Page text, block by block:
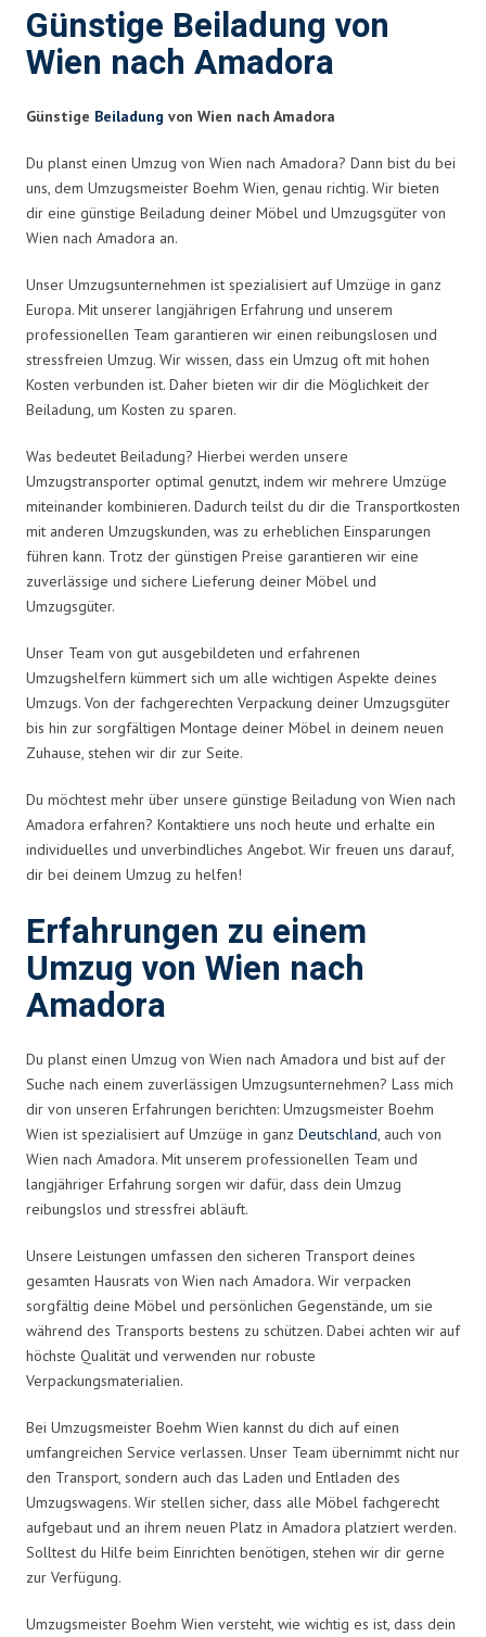
Günstige Beiladung von
Wien nach Amadora
Günstige Beiladung von Wien nach Amadora
Du planst einen Umzug von Wien nach Amadora? Dann bist du bei
uns, dem Umzugsmeister Boehm Wien, genau richtig. Wir bieten
dir eine günstige Beiladung deiner Möbel und Umzugsgüter von
Wien nach Amadora an.
Unser Umzugsunternehmen ist spezialisiert auf Umzüge in ganz
Europa. Mit unserer langjährigen Erfahrung und unserem
professionellen Team garantieren wir einen reibungslosen und
stressfreien Umzug. Wir wissen, dass ein Umzug oft mit hohen
Kosten verbunden ist. Daher bieten wir dir die Möglichkeit der
Beiladung, um Kosten zu sparen.
Was bedeutet Beiladung? Hierbei werden unsere
Umzugstransporter optimal genutzt, indem wir mehrere Umzüge
miteinander kombinieren. Dadurch teilst du dir die Transportkosten
mit anderen Umzugskunden, was zu erheblichen Einsparungen
führen kann. Trotz der günstigen Preise garantieren wir eine
zuverlässige und sichere Lieferung deiner Möbel und
Umzugsgüter.
Unser Team von gut ausgebildeten und erfahrenen
Umzugshelfern kümmert sich um alle wichtigen Aspekte deines
Umzugs. Von der fachgerechten Verpackung deiner Umzugsgüter
bis hin zur sorgfältigen Montage deiner Möbel in deinem neuen
Zuhause, stehen wir dir zur Seite.
Du möchtest mehr über unsere günstige Beiladung von Wien nach
Amadora erfahren? Kontaktiere uns noch heute und erhalte ein
individuelles und unverbindliches Angebot. Wir freuen uns darauf,
dir bei deinem Umzug zu helfen!
Erfahrungen zu einem
Umzug von Wien nach
Amadora
Du planst einen Umzug von Wien nach Amadora und bist auf der
Suche nach einem zuverlässigen Umzugsunternehmen? Lass mich
dir von unseren Erfahrungen berichten: Umzugsmeister Boehm
Wien ist spezialisiert auf Umzüge in ganz Deutschland, auch von
Wien nach Amadora. Mit unserem professionellen Team und
langjähriger Erfahrung sorgen wir dafür, dass dein Umzug
reibungslos und stressfrei abläuft.
Unsere Leistungen umfassen den sicheren Transport deines
gesamten Hausrats von Wien nach Amadora. Wir verpacken
sorgfältig deine Möbel und persönlichen Gegenstände, um sie
während des Transports bestens zu schützen. Dabei achten wir auf
höchste Qualität und verwenden nur robuste
Verpackungsmaterialien.
Bei Umzugsmeister Boehm Wien kannst du dich auf einen
umfangreichen Service verlassen. Unser Team übernimmt nicht nur
den Transport, sondern auch das Laden und Entladen des
Umzugswagens. Wir stellen sicher, dass alle Möbel fachgerecht
aufgebaut und an ihrem neuen Platz in Amadora platziert werden.
Solltest du Hilfe beim Einrichten benötigen, stehen wir dir gerne
zur Verfügung.
Umzugsmeister Boehm Wien versteht, wie wichtig es ist, dass dein